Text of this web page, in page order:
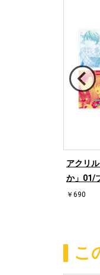
アクリ
か」01/
￥690
こ